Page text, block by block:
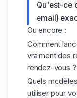
Qu'est-ce
email)
Ou encore :
Comment
vraiment des
rendez-vous ?
Quels
utiliser pour